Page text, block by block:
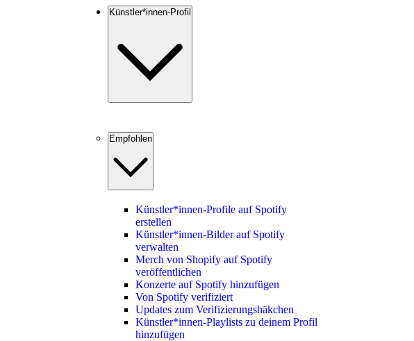
Künstler*innen-Profil
Empfohlen
Künstler*innen-Profile auf Spotify
erstellen
Künstler*innen-Bilder auf Spotify
verwalten
Merch von Shopify auf Spotify
veröffentlichen
Konzerte auf Spotify hinzufügen
Von Spotify verifiziert
Updates zum Verifizierungshäkchen
Künstler*innen-Playlists zu deinem Profil
hinzufügen